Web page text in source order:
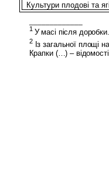
Культури плодові та
1 У масі після доробки.
2
Із загальної площі
Крапки (…) – відомості